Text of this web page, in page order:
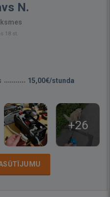
N.
18 st.
15,00€/stunda
+26